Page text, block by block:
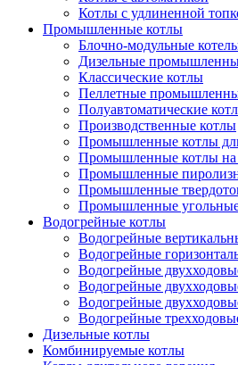
Котлы с удлиненной
Промышленные котлы
Блочно-модульные
Дизельные
Классические котлы
Пеллетные
Полуавтоматические
Производственные котлы
Промышленные котлы
Промышленные котлы на
Промышленные
Промышленные
Промышленные
Водогрейные котлы
Водогрейные
Водогрейные
Водогрейные
Водогрейные
Водогрейные
Водогрейные
Дизельные котлы
Комбинируемые котлы